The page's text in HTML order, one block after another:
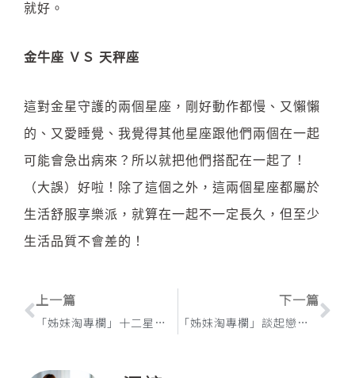
就好。
金牛座 ＶＳ 天秤座
這對金星守護的兩個星座，剛好動作都慢、又懶懶
的、又愛睡覺、我覺得其他星座跟他們兩個在一起
可能會急出病來？所以就把他們搭配在一起了！
（大誤）好啦！除了這個之外，這兩個星座都屬於
生活舒服享樂派，就算在一起不一定長久，但至少
生活品質不會差的！
上一頁
上一篇
「姊妹淘專欄」十二星座大解密，妳的他是暖男還是Ｍan男？
下一篇
「姊妹淘專欄」談起戀愛最火熱的星座TOP5
下